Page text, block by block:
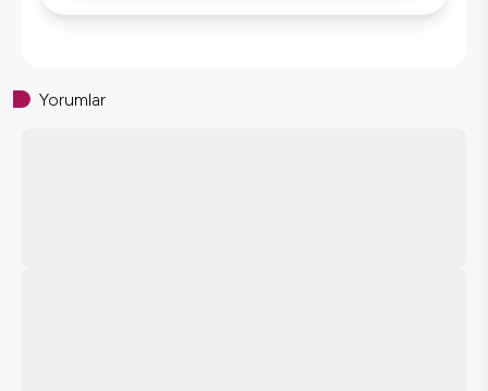
Yorumlar